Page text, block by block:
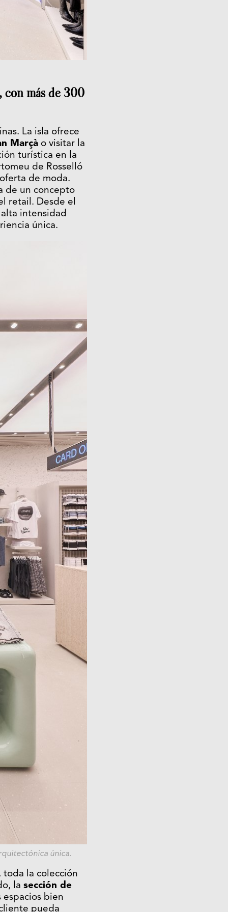
con más de 300
La isla ofrece
Marçà o visitar la
turística en la
de Rosselló
de moda.
de un concepto
retail. Desde el
intensidad
única.
única.
toda la colección
la sección de
espacios bien
pueda